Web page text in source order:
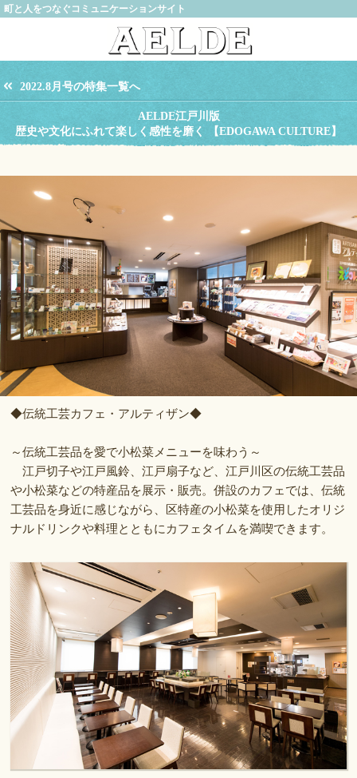
町と人をつなぐコミュニケーションサイト
2022.8月号の特集一覧へ
AELDE江戸川版
歴史や文化にふれて楽しく感性を磨く 【EDOGAWA CULTURE】
◆伝統工芸カフェ・アルティザン◆
～伝統工芸品を愛で小松菜メニューを味わう～
江戸切子や江戸風鈴、江戸扇子など、江戸川区の伝統工芸品
や小松菜などの特産品を展示・販売。併設のカフェでは、伝統
工芸品を身近に感じながら、区特産の小松菜を使用したオリジ
ナルドリンクや料理とともにカフェタイムを満喫できます。